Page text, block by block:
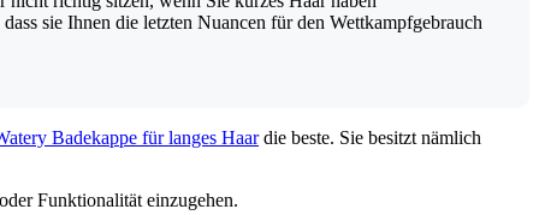
sie Ihnen die letzten Nuancen für den Wettkampfgebrauch
Badekappe für langes Haardie beste. Sie besitzt nämlich
Funktionalität einzugehen.